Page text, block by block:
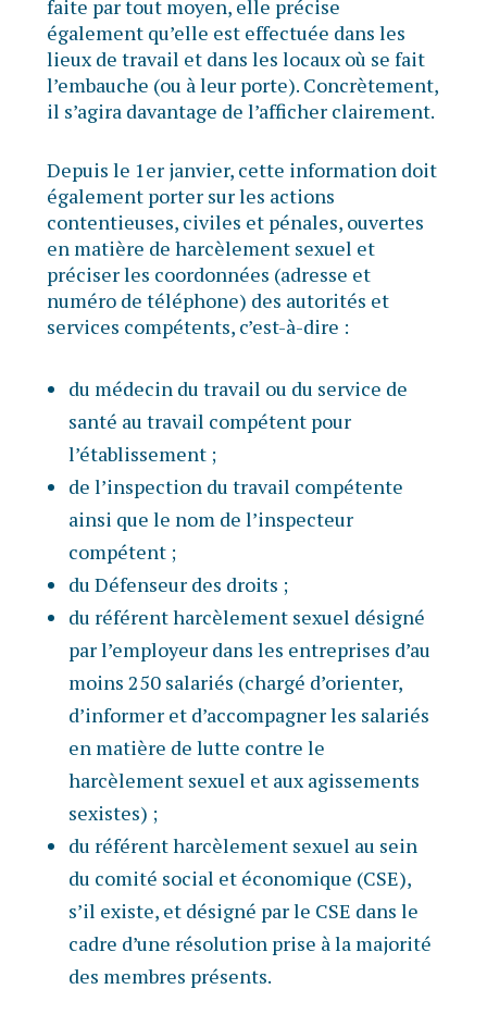
faite par tout moyen, elle précise
également qu’elle est effectuée dans les
lieux de travail et dans les locaux où se fait
l’embauche (ou à leur porte). Concrètement,
il s’agira davantage de l’afficher clairement.
Depuis le 1er janvier, cette information doit
également porter sur les actions
contentieuses, civiles et pénales, ouvertes
en matière de harcèlement sexuel et
préciser les coordonnées (adresse et
numéro de téléphone) des autorités et
services compétents, c’est-à-dire :
du médecin du travail ou du service de
santé au travail compétent pour
l’établissement ;
de l’inspection du travail compétente
ainsi que le nom de l’inspecteur
compétent ;
du Défenseur des droits ;
du référent harcèlement sexuel désigné
par l’employeur dans les entreprises d’au
moins 250 salariés (chargé d’orienter,
d’informer et d’accompagner les salariés
en matière de lutte contre le
harcèlement sexuel et aux agissements
sexistes) ;
du référent harcèlement sexuel au sein
du comité social et économique (CSE),
s’il existe, et désigné par le CSE dans le
cadre d’une résolution prise à la majorité
des membres présents.